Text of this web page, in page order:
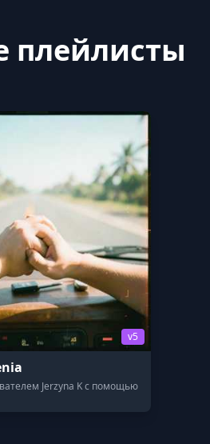
плейлисты
v5
Jerzyna K с помощью